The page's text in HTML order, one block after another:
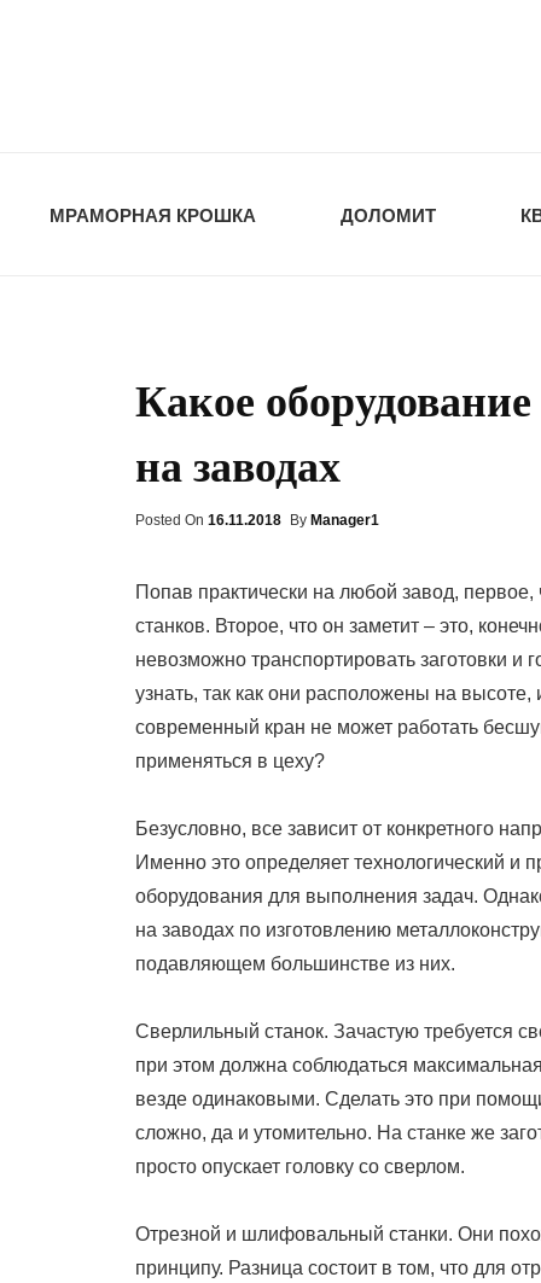
МРАМОРНАЯ КРОШКА ДОЛОМИТ
Какое
на заводах
Posted On Posted
16.11.2018 By Manager1
Попав практически на любой завод,
станков. Второе, что он заметит – это,
невозможно транспортировать заготовки и
узнать, так как они расположены на
современный кран не может работать
применяться в цеху?
Безусловно, все зависит от конкретного
Именно это определяет технологический и
оборудования для выполнения задач.
на заводах по изготовлению
подавляющем большинстве из них.
Сверлильный станок. Зачастую требуется
при этом должна соблюдаться
везде одинаковыми. Сделать это при
сложно, да и утомительно. На станке же
просто опускает головку со сверлом.
Отрезной и шлифовальный станки. Они
принципу. Разница состоит в том, что для